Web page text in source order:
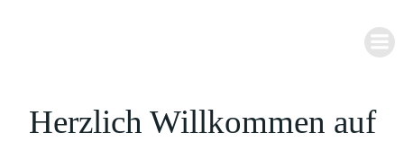
Herzlich Willkommen auf